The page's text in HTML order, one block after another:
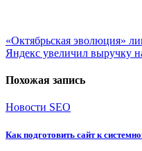
Навигация
по
записям
«Октябрьская эволюция»
Яндекс увеличил выручку
Похожая запись
Новости SEO
Как подготовить сайт к